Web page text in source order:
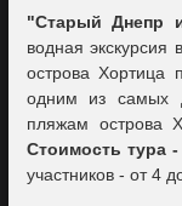
"Старый Днепр
водная экскурсия
острова Хортица
одним из самых
пляжам острова
Стоимость тура -
участников - от 4